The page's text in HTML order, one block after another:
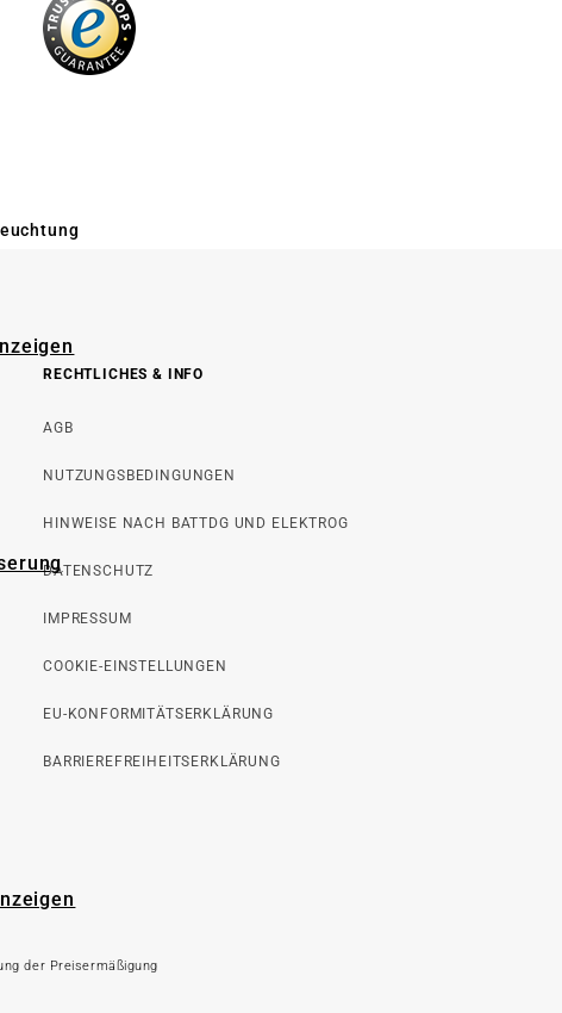
RECHTLICHES & INFO
AGB
NUTZUNGSBEDINGUNGEN
HINWEISE NACH BATTDG UND ELEKTROG
DATENSCHUTZ
IMPRESSUM
COOKIE-EINSTELLUNGEN
EU-KONFORMITÄTSERKLÄRUNG
BARRIEREFREIHEITSERKLÄRUNG
der Preisermäßigung